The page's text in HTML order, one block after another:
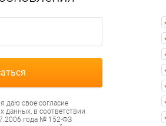
даю свое согласие
данных, в соответствии
года № 152-ФЗ